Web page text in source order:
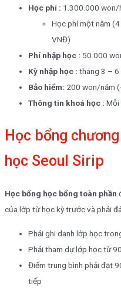
Học phí : 1.300.000
Học phí một năm
VNĐ)
Phí nhập học : 50.000
Kỳ nhập học : tháng 3 – 6
Bảo hiểm: 200 won/năm
Thông tin khoá học : Mỗi
Học bổng
học Seoul Sirip
Học bổng học bổng toàn phần
của lớp từ học kỳ trước và phải
Phải ghi danh lớp học
Phải tham dự lớp học từ
Điểm trung bình phải đạt
tiếp